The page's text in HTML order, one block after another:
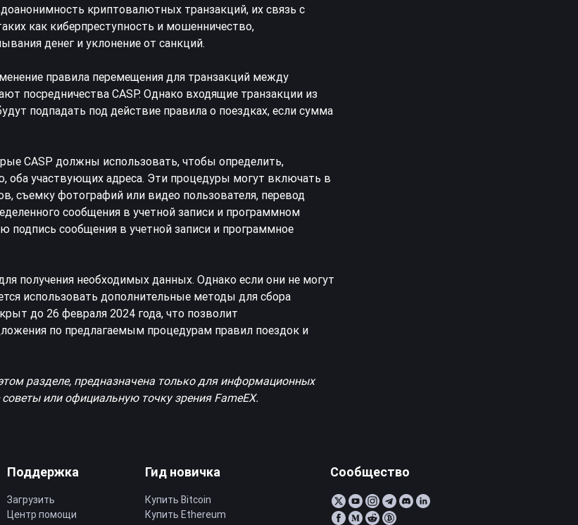
криптовалютных транзакций, их связь с
как киберпреступность и мошенничество,
денег и уклонение от санкций.
правила перемещения для транзакций между
посредничества CASP. Однако входящие транзакции из
подпадать под действие правила о поездках, если сумма
CASP должны использовать, чтобы определить,
оба участвующих адреса. Эти процедуры могут включать в
съемку фотографий или видео пользователя, перевод
сообщения в учетной записи и программном
подпись сообщения в учетной записи и программное
получения необходимых данных. Однако если они не могут
использовать дополнительные методы для сбора
до 26 февраля 2024 года, что позволит
по предлагаемым процедурам правил поездок и
разделе, предназначена только для информационных
или официальную точку зрения FameEX.
Поддержка
Загрузить
Центр помощи
Гид новичка
Купить Bitcoin
Купить Ethereum
Сообщество